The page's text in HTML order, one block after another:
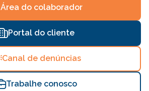
Área do colaborador
Portal do cliente
Canal de denúncias
Trabalhe conosco